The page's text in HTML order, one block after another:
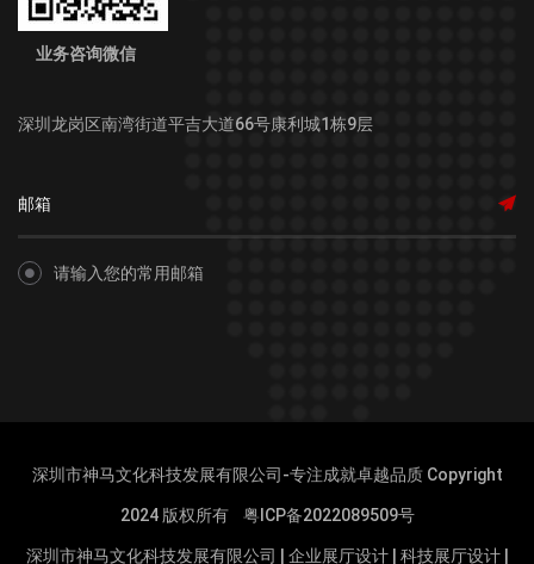
业务咨询微信
深圳龙岗区南湾街道平吉大道66号康利城1栋9层
请输入您的常用邮箱
深圳市神马文化科技发展有限公司-专注成就卓越品质 Copyright
2024 版权所有 粤ICP备2022089509号
深圳市神马文化科技发展有限公司 | 企业展厅设计| 科技展厅设计|